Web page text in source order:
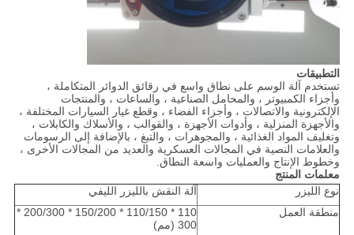
التطبيقات
تستخدم آلة الوسم على نطاق واسع في رقائق الدوائر المتكاملة ،
وأجزاء الكمبيوتر ، والمحامل الصناعية ، والساعات ، والمنتجات
الإلكترونية والاتصالات ، وأجزاء الفضاء ، وقطع غيار السيارات المختلفة ،
والأجهزة المنزلية ، وأدوات الأجهزة ، والقوالب ، والأسلاك والكابلات ،
وتغليف المواد الغذائية ، والمجوهرات ، والتبغ ، بالإضافة إلى الرسومات
والعلامات النصية في المجالات العسكرية والعديد من المجالات الأخرى ،
وخطوط الإنتاج والعمليات واسعة النطاق.
معلمات المنتج
نوع الليزر
آلة النقش بالليزر الليفي
منطقة العمل
110 * 110/150 * 150/200 * 200/300 *
300 (مم)